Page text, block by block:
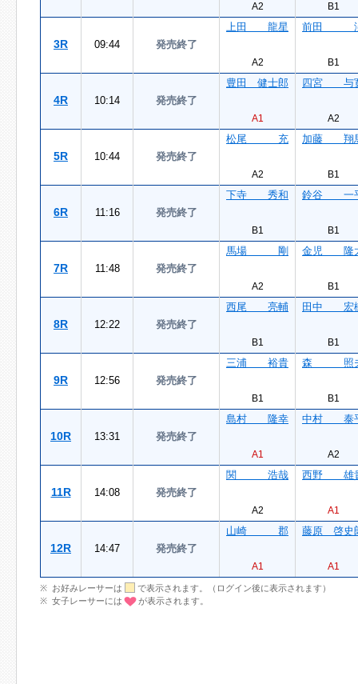
A2 B1
3R 09:44 発売終了
上田 龍星
A2
前田
B1
4R 10:14 発売終了
豊田 健士郎
A1
四宮 与
A2
5R 10:44 発売終了
松尾 充
A2
加藤 翔
B1
6R 11:16 発売終了
下寺 秀和
B1
鈴谷 一
B1
7R 11:48 発売終了
馬場 剛
A2
金児 隆
B1
8R 12:22 発売終了
西尾 亮輔
B1
田中 宏
B1
9R 12:56 発売終了
三浦 裕貴
B1
森 照
B1
10R 13:31 発売終了
島村 隆幸
A1
中村 泰
A2
11R 14:08 発売終了
関 浩哉
A2
西野 雄
A1
12R 14:47 発売終了
山崎 郡
A1
藤原 啓史
A1
お好みレーサーは
で表示されます。（ログイン後に表示されます）
女子レーサーには
が表示されます。